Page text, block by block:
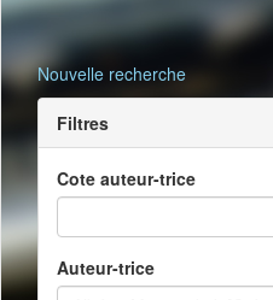
Nouvelle recherche
Filtres
Cote auteur-trice
Auteur-trice